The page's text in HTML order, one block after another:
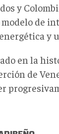
y
de
y
en la
de